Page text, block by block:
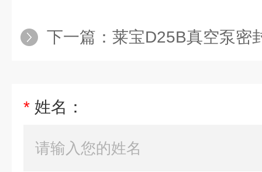
下一篇： 莱宝D25B真空泵密
* 姓名：